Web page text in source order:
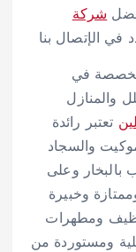
شركة
في الإتصال بنا
في
والمنازل
تعتبر رائدة
والسجاد
بالبخار وعلى
وخبيرة
ومطهرات
ومستوردة من